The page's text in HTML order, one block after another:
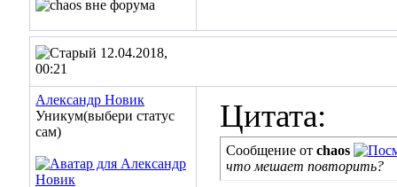
12.04.2018,
00:21
Александр Новик
Уникум(выбери статус
сам)
Цитата:
Сообщение от chaos
что мешает повторить?